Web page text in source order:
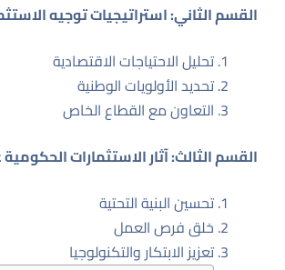
القسم الثاني: استراتيجيات توجيه
تحليل الاحتياجات الاقتصادية
تحديد الأولويات الوطنية
التعاون مع القطاع الخاص
القسم الثالث: آثار الاستثمارات
تحسين البنية التحتية
خلق فرص العمل
تعزيز الابتكار والتكنولوجيا